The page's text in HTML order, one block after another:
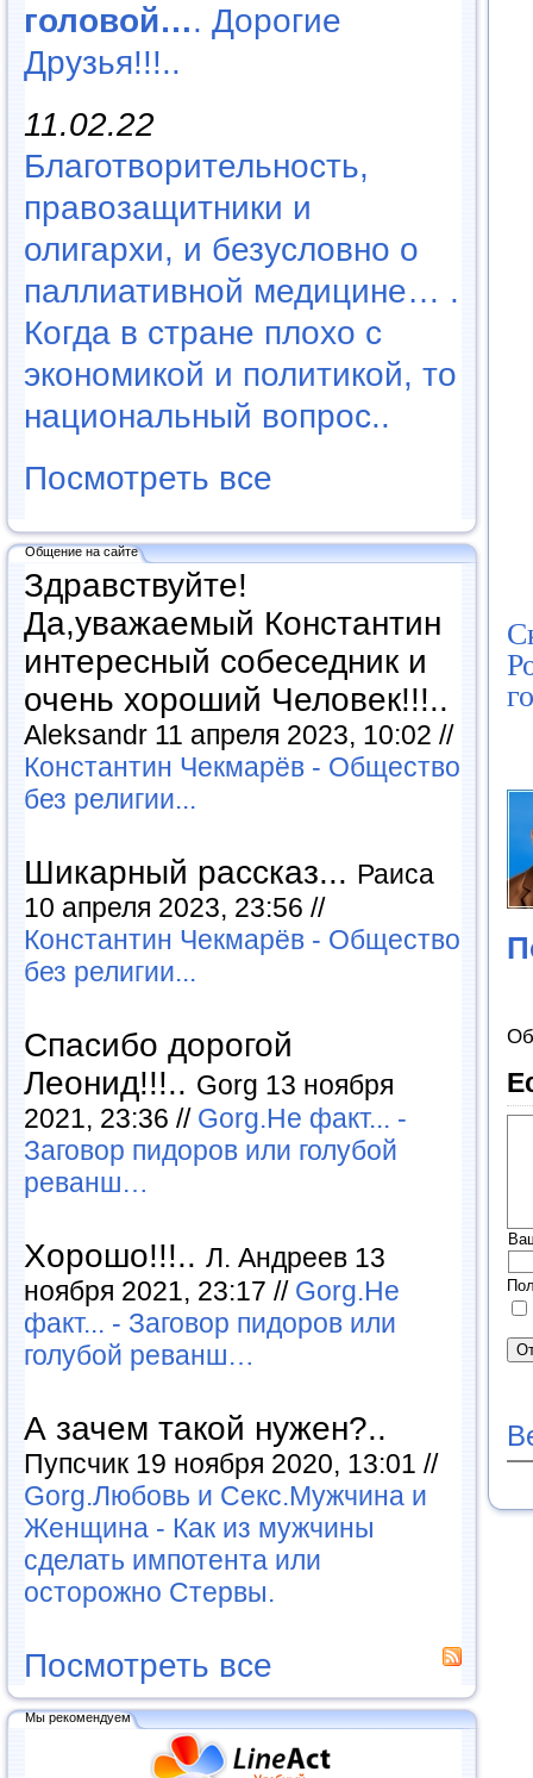
головой…. Дорогие
Друзья!!!..
11.02.22
Благотворительность,
правозащитники и
олигархи, и безусловно о
паллиативной медицине… .
Когда в стране плохо с
экономикой и политикой, то
национальный вопрос..
Посмотреть все
Общение на сайте
Здравствуйте!
Да,уважаемый Константин
интересный собеседник и
очень хороший Человек!!!..
Aleksandr 11 апреля 2023, 10:02 //
Константин Чекмарёв - Общество
без религии...
Шикарный рассказ... Раиса
10 апреля 2023, 23:56 //
Константин Чекмарёв - Общество
без религии...
Спасибо дорогой
Леонид!!!.. Gorg 13 ноября
2021, 23:36 // Gorg.Не факт... -
Заговор пидоров или голубой
реванш…
Хорошо!!!.. Л. Андреев 13
ноября 2021, 23:17 // Gorg.Не
факт... - Заговор пидоров или
голубой реванш…
А зачем такой нужен?..
Пупсчик 19 ноября 2020, 13:01 //
Gorg.Любовь и Секс.Мужчина и
Женщина - Как из мужчины
сделать импотента или
осторожно Стервы.
Посмотреть все
Мы рекомендуем